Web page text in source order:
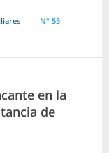
N° 55
en la
de